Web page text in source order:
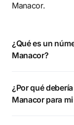
Manacor.
¿Qué es un
Manacor?
¿Por qué
Manacor para